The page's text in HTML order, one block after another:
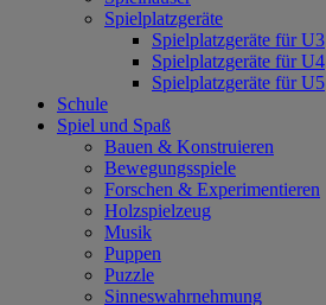
Spielplatzgeräte
Spielplatzgeräte für U3
Spielplatzgeräte für U4
Spielplatzgeräte für U5
Schule
Spiel und Spaß
Bauen & Konstruieren
Bewegungsspiele
Forschen & Experimentieren
Holzspielzeug
Musik
Puppen
Puzzle
Sinneswahrnehmung